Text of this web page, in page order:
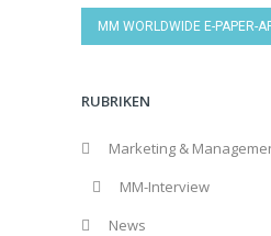
MM WORLDWIDE E-PAPER-
RUBRIKEN
Marketing &
MM-Interview
News